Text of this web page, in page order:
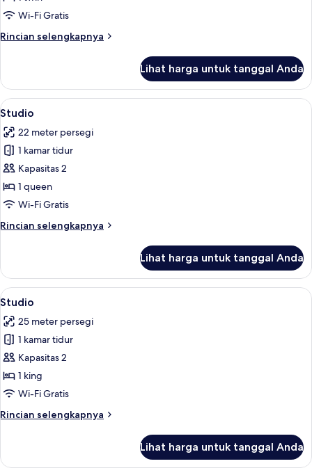
Wi-Fi Gratis
Rincian selengkapnya
Rincian
Kamar
Single
Lihat harga untuk tanggal Anda
Lihat
semua
foto
untuk
Studio
Studio | Seprai antialergi, brankas,
4
Studio
22 meter persegi
1 kamar tidur
Kapasitas 2
1 queen
Wi-Fi Gratis
Rincian selengkapnya
Rincian
Studio
Lihat harga untuk tanggal Anda
Lihat
semua
foto
untuk
Studio
Studio | Seprai antialergi, brankas,
4
Studio
25 meter persegi
1 kamar tidur
Kapasitas 2
1 king
Wi-Fi Gratis
Rincian selengkapnya
Rincian
Studio
Lihat harga untuk tanggal Anda